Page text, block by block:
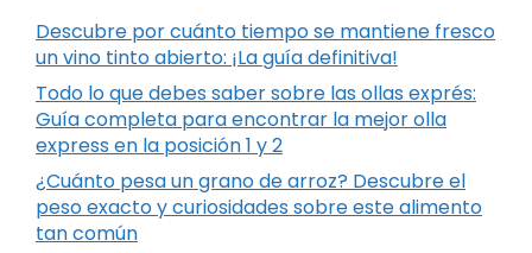
Descubre por cuánto tiempo se mantiene fresco
un vino tinto abierto: ¡La guía definitiva!
Todo lo que debes saber sobre las ollas exprés:
Guía completa para encontrar la mejor olla
express en la posición 1 y 2
¿Cuánto pesa un grano de arroz? Descubre el
peso exacto y curiosidades sobre este alimento
tan común